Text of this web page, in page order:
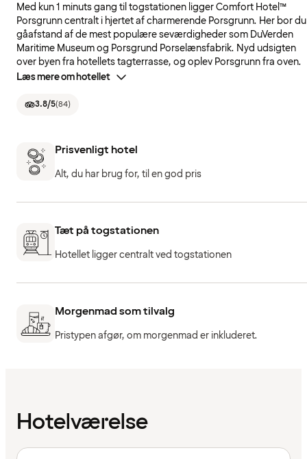
Med kun 1 minuts gang til togstationen ligger Comfort Hotel™
Porsgrunn centralt i hjertet af charmerende Porsgrunn. Her bor
gåafstand af de mest populære seværdigheder som DuVerden
Maritime Museum og Porsgrund Porselænsfabrik. Nyd udsigten
over byen fra hotellets tagterrasse, og oplev Porsgrunn fra oven.
Læs mere om hotellet
3.8/5(84)
Prisvenligt hotel
Alt, du har brug for, til en god pris
Tæt på togstationen
Hotellet ligger centralt ved togstationen
Morgenmad som tilvalg
Pristypen afgør, om morgenmad er inkluderet.
Hotelværelse